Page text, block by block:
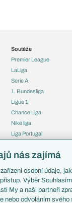
Soutěže
Premier League
LaLiga
Serie A
1. Bundesliga
Ligue 1
Chance Liga
Niké liga
Liga Portugal
Liga mistrů
Mistrovství světa
Liga národů
nás zajímá
osobní údaje,
Výběr
My a naši partneři
odvoláním svého